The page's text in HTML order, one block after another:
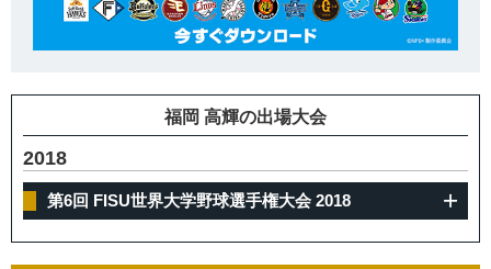
福岡 高輝の出場大会
2018
第6回 FISU世界大学野球選手権大会 2018